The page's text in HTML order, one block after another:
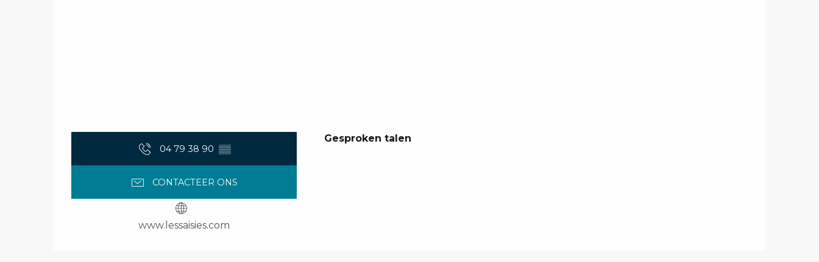
04 79 38 90 ▒▒
CONTACTEER ONS
www.lessaisies.com
Gesproken talen
Gesproken talen